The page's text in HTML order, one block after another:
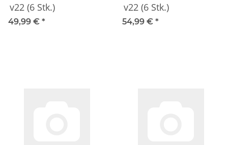
v22 (6 Stk.)
49,99 € *
v22 (6 Stk.)
54,99 € *